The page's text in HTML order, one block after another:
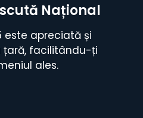
Național
este apreciată și
țară, facilitându-ți
ales.